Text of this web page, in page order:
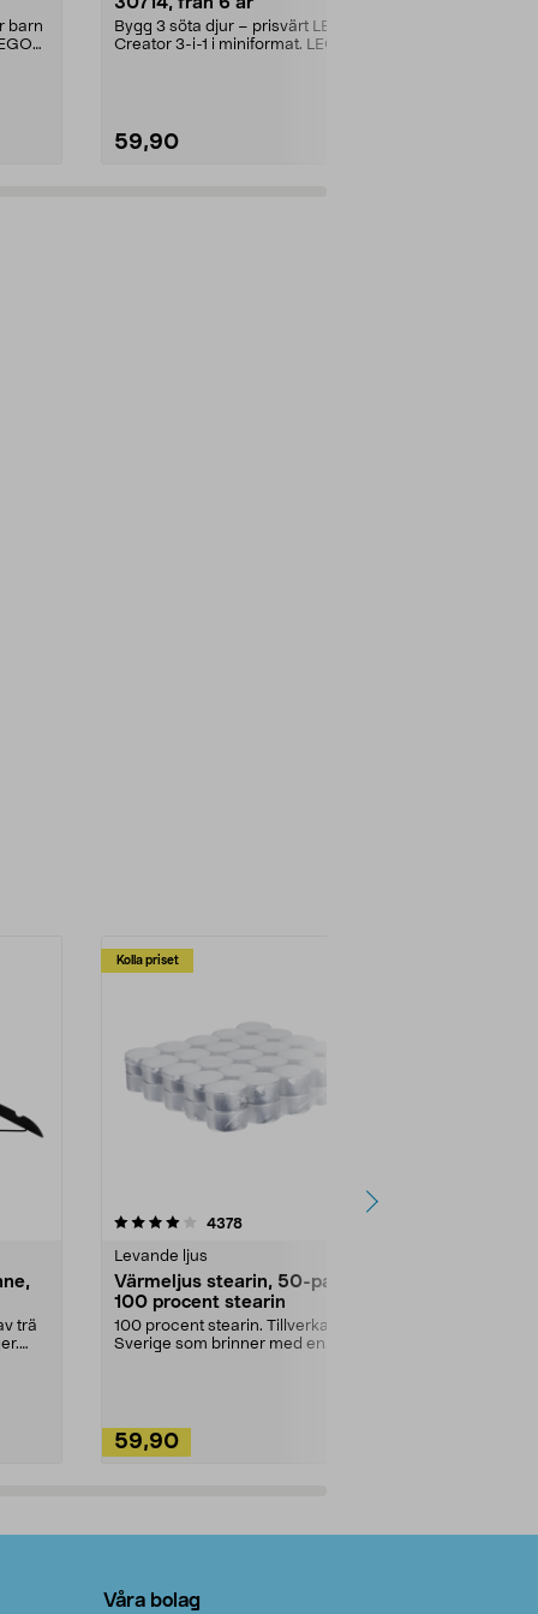
barn
Bygg 3 söta djur – prisvärt LEGO
Creator 3-i-1 i miniformat. LEGO
59,90
trä
Kolla priset
4378recensioner
Levande ljus
Värmeljus stearin, 50-pack,
100 procent stearin
100 procent stearin. Tillverkade i
Sverige som brinner med en
59,90
4.5av 5 stjärnor
Våra bolag